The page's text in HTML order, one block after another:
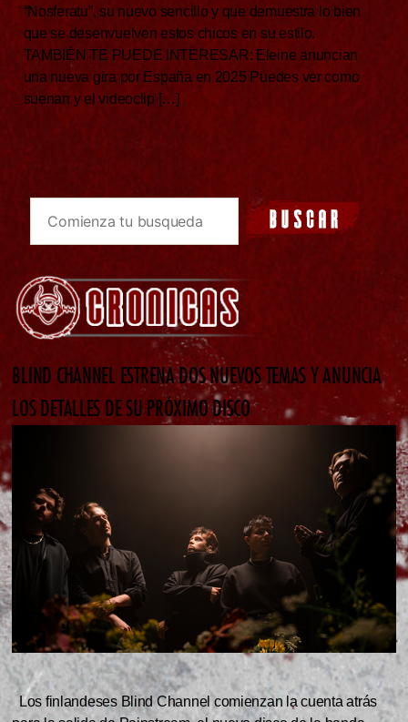
“Nosferatu”, su nuevo sencillo y que demuestra lo bien
que se desenvuelven estos chicos en su estilo.
TAMBIÉN TE PUEDE INTERESAR: Eleine anuncian
una nueva gira por España en 2025 Puedes ver como
suenan y el videoclip […]
BLIND CHANNEL ESTRENA DOS NUEVOS TEMAS Y ANUNCIA
LOS DETALLES DE SU PRÓXIMO DISCO
Los finlandeses Blind Channel comienzan la cuenta atrás